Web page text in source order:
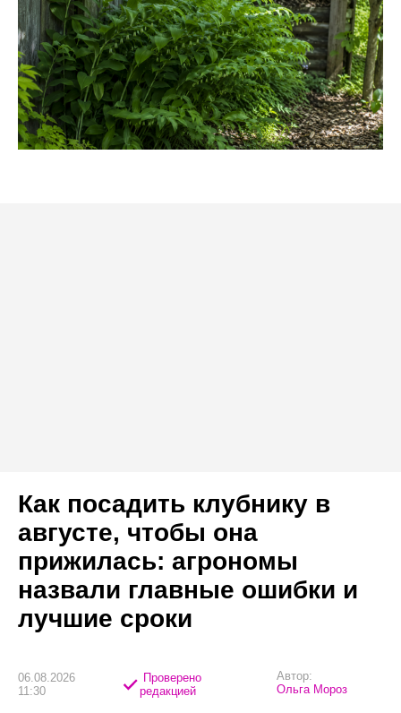
Как посадить клубнику в
августе, чтобы она
прижилась: агрономы
назвали главные ошибки и
лучшие сроки
06.08.2026
11:30
Проверено
редакцией
Автор:
Ольга Мороз